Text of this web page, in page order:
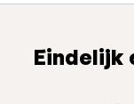
Eindelijk